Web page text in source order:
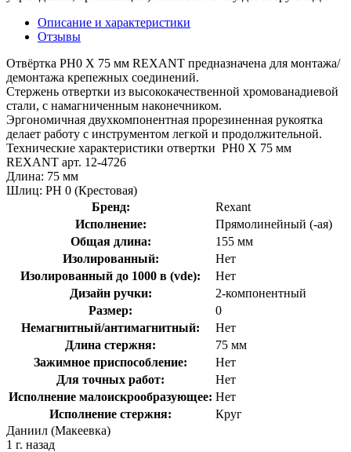
Описание и характеристики
Отзывы
Отвёртка PH0 X 75 мм REXANT предназначена для монтажа/
демонтажа крепежных соединений.
Стержень отвертки из высококачественной хромованадиевой
стали, с намагниченным наконечником.
Эргономичная двухкомпонентная прорезиненная рукоятка
делает работу с инструментом легкой и продолжительной.
Технические характеристики отвертки PH0 X 75 мм
REXANT арт. 12-4726
Длина: 75 мм
Шлиц: PH 0 (Крестовая)
Бренд:
Rexant
Исполнение:
Прямолинейный (-ая)
Общая длина:
155 мм
Изолированный:
Нет
Изолированный до 1000 в (vde):
Нет
Дизайн ручки:
2-компонентный
Размер:
0
Немагнитный/антимагнитный:
Нет
Длина стержня:
75 мм
Зажимное приспособление:
Нет
Для точных работ:
Нет
Исполнение малоискрообразующее: Нет
Исполнение стержня:
Круг
Даниил (Макеевка)
1 г. назад